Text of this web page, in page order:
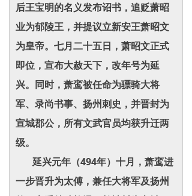
后王宝明的名义发布诏书，追贬萧昭
业为郁陵王，并提议立新安王萧昭文
为皇帝。七月二十五日，萧昭文正式
即位，宣布大赦天下，改年号为延
兴。同时，萧鸾被任命为骠骑大将
军、录尚书事、扬州刺史，并晋封为
宣城郡公，所有文武官员均获升迁两
级。
延兴元年（494年）十月，萧鸾进
一步晋升为太傅，兼任大将军及扬州